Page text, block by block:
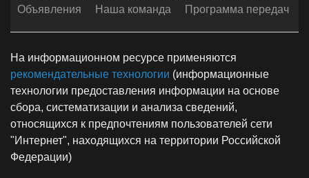
Объявления
Наша команда Программа передач
На информационном ресурсе применяются
рекомендательные технологии (информационные
технологии предоставления информации на основе
сбора, систематизации и анализа сведений,
относящихся к предпочтениям пользователей сети
"Интернет", находящихся на территории Российской
Федерации)